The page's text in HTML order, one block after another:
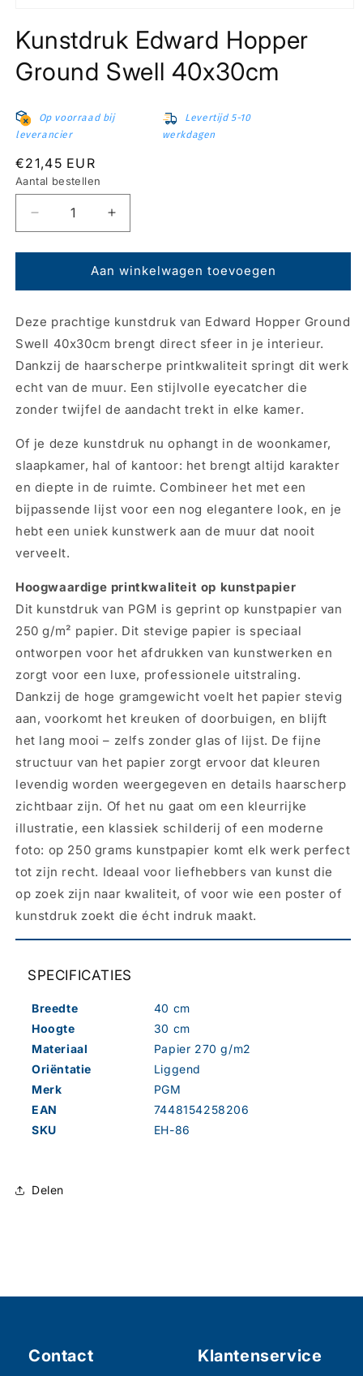
openen
in
modaal
Kunstdruk Edward Hopper
Ground Swell 40x30cm
Op voorraad bij
leverancier
Levertijd 5-10
werkdagen
Normale
prijs
€21,45 EUR
Aantal bestellen
Aantal
verlagen
voor
Kunstdruk
Edward
Ground
Swell
Aantal
verhogen
voor
Kunstdruk
Edward
Ground
Swell
40x30cm
Aan winkelwagen toevoegen
Deze prachtige kunstdruk van Edward Hopper Ground
Swell 40x30cm brengt direct sfeer in je interieur.
Dankzij de haarscherpe printkwaliteit springt dit werk
echt van de muur. Een stijlvolle eyecatcher die
zonder twijfel de aandacht trekt in elke kamer.
Of je deze kunstdruk nu ophangt in de woonkamer,
slaapkamer, hal of kantoor: het brengt altijd karakter
en diepte in de ruimte. Combineer het met een
bijpassende lijst voor een nog elegantere look, en je
hebt een uniek kunstwerk aan de muur dat nooit
verveelt.
Hoogwaardige printkwaliteit op kunstpapier
Dit kunstdruk van PGM is geprint op kunstpapier van
250 g/m² papier. Dit stevige papier is speciaal
ontworpen voor het afdrukken van kunstwerken en
zorgt voor een luxe, professionele uitstraling.
Dankzij de hoge gramgewicht voelt het papier stevig
aan, voorkomt het kreuken of doorbuigen, en blijft
het lang mooi – zelfs zonder glas of lijst. De fijne
structuur van het papier zorgt ervoor dat kleuren
levendig worden weergegeven en details haarscherp
zichtbaar zijn. Of het nu gaat om een kleurrijke
illustratie, een klassiek schilderij of een moderne
foto: op 250 grams kunstpapier komt elk werk perfect
tot zijn recht. Ideaal voor liefhebbers van kunst die
op zoek zijn naar kwaliteit, of voor wie een poster of
kunstdruk zoekt die écht indruk maakt.
SPECIFICATIES
Breedte
40 cm
Hoogte
30 cm
Materiaal
Papier 270 g/m2
Oriëntatie
Liggend
Merk
PGM
EAN
7448154258206
SKU
EH-86
Delen
Contact Klantenservice